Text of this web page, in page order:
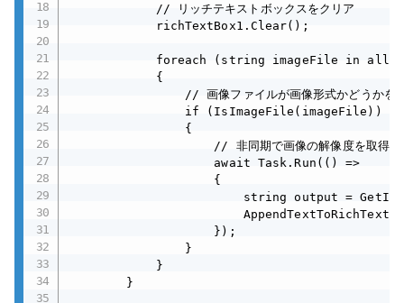
            // リッチテキストボックスをクリア
            richTextBox1.Clear();
foreach (string imageFile in
            {
// 画像ファイルが画像形式かどうかを
                if (IsImageFile(imageFile))
                {
                    // 非同期で画像の解像度を取得
                    await Task.Run(() =>
                    {
string output =
                    });
                }
            }
        }